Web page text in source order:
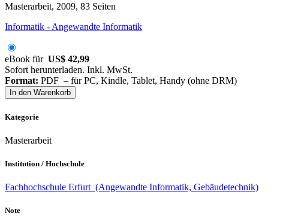
Masterarbeit, 2009, 83 Seiten
Informatik - Angewandte Informatik
eBook für US$ 42,99
Sofort herunterladen. Inkl. MwSt.
Format: PDF – für PC, Kindle, Tablet, Handy (ohne DRM)
In den Warenkorb
Kategorie
Masterarbeit
Institution / Hochschule
Fachhochschule Erfurt (Angewandte Informatik, Gebäudetechnik)
Note